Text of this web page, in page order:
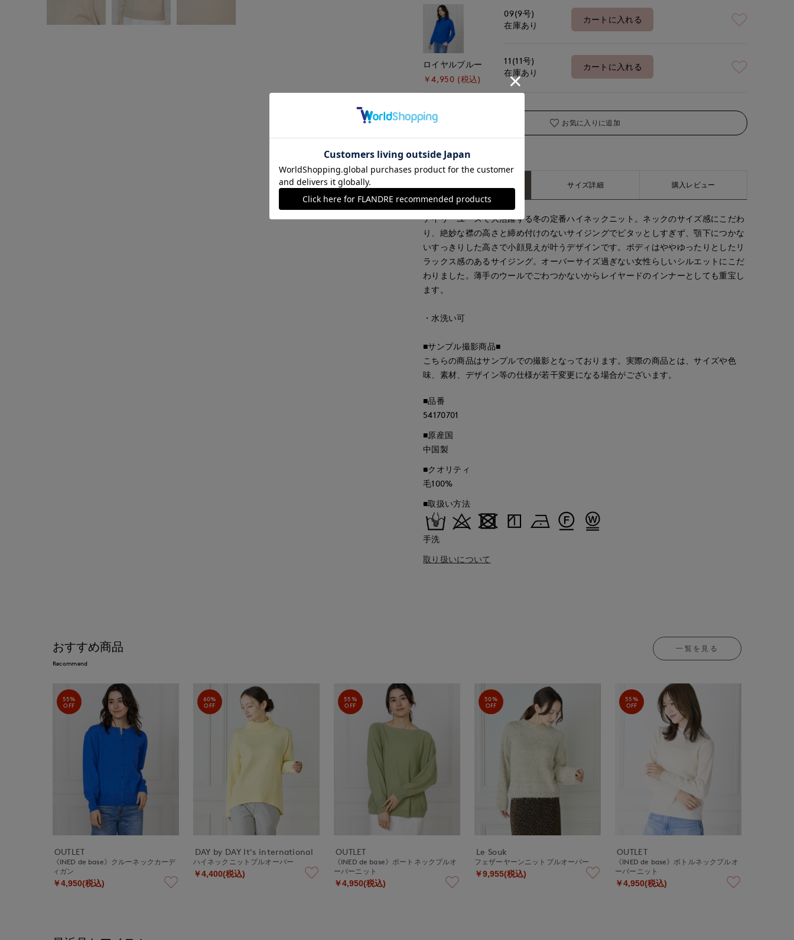
ロイヤルブルー
￥4,950 (税込)
09(9号)
在庫あり
カートに入れる
11(11号)
在庫あり
カートに入れる
お気に入りに追加
サイズ詳細 購入レビュー
デイリーユースで大活躍する冬の定番ハイネックニット。ネックのサイズ感にこだわ
り、絶妙な襟の高さと締め付けのないサイジングでピタッとしすぎず、顎下につかな
いすっきりした高さで小顔見えが叶うデザインです。ボディはややゆったりとしたリ
ラックス感のあるサイジング。オーバーサイズ過ぎない女性らしいシルエットにこだ
わりました。薄手のウールでごわつかないからレイヤードのインナーとしても重宝し
ます。
・水洗い可
■サンプル撮影商品■
こちらの商品はサンプルでの撮影となっております。実際の商品とは、サイズや色
味、素材、デザイン等の仕様が若干変更になる場合がございます。
■品番
54170701
■原産国
中国製
■クオリティ
毛100%
■取扱い方法
手洗
取り扱いについて
おすすめ商品
Recommend
一覧を見る
55%
OFF
OUTLET
《INED de base》クルーネックカーデ
ィガン
￥4,950(税込)
60%
OFF
DAY by DAY It's international
ハイネックニットプルオーバー
￥4,400(税込)
55%
OFF
OUTLET
《INED de base》ボートネックプルオ
ーバーニット
￥4,950(税込)
50%
OFF
Le Souk
フェザーヤーンニットプルオーバー
￥9,955(税込)
55%
OFF
OUTLET
《INED de base》ボトルネックプルオ
ーバーニット
￥4,950(税込)